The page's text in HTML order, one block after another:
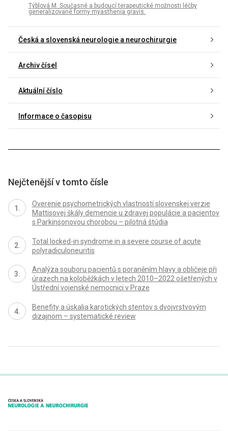
Týblová M. Současné a budoucí terapeutické možnosti léčby
generalizované formy myasthenia gravis.
Česká a slovenská neurologie a neurochirurgie
Archiv čísel
Aktuální číslo
Informace o časopisu
Nejčtenější v tomto čísle
Overenie psychometrických vlastností slovenskej verzie
Mattisovej škály demencie u zdravej populácie a pacientov
s Parkinsonovou chorobou – pilotná štúdia
Total locked-in syndrome in a severe course of acute
polyradiculoneuritis
Analýza souboru pacientů s poraněním hlavy a obličeje při
úrazech na koloběžkách v letech 2010–2022 ošetřených v
Ústřední vojenské nemocnici v Praze
Benefity a úskalia karotických stentov s dvojvrstvovým
dizajnom – systematické review
proLékaře.cz